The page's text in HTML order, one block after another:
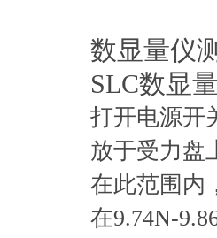
数显量仪
SLC数显量
打开电源开关
放于受力盘
在此范围内
在9.74N-